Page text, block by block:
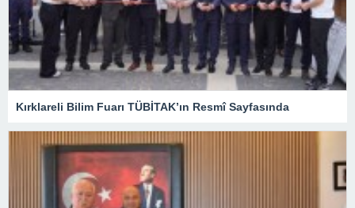
Kırklareli Bilim Fuarı TÜBİTAK’ın Resmî Sayfasında